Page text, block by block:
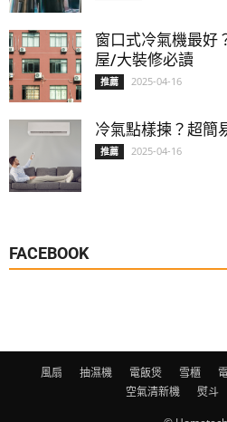
窗口式冷氣機最好
屋/大裝修必讀
推薦 2025-04-16
冷氣點樣揀？超簡
推薦 2025-04-16
FACEBOOK
風扇 抽濕機 電飯煲 雪櫃
空氣清新機
熨斗